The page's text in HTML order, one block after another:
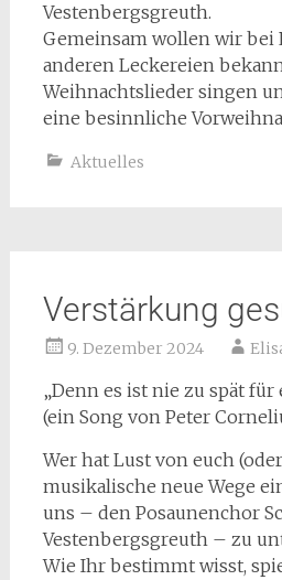
Vestenbergsgreuth.
Gemeinsam wollen wir bei
anderen Leckereien
Weihnachtslieder singen
eine besinnliche
Aktuelles
Verstärkung
9. Dezember 2024
„Denn es ist nie zu spät für
(ein Song von Peter
Wer hat Lust von euch
musikalische neue Wege
uns – den Posaunenchor
Vestenbergsgreuth – zu
Wie Ihr bestimmt wisst,